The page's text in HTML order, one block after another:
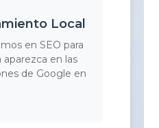
Local
en SEO para
en las
de Google en